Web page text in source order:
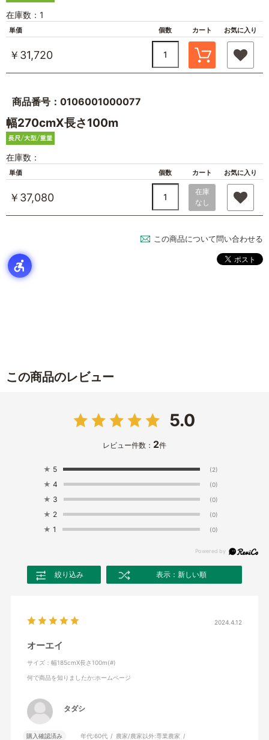
在庫数：1
単価 個数 カート お気に入り
￥31,720
商品番号：0106001000077
幅270cmX長さ100m
在庫数：
単価 個数 カート お気に入り
￥37,080
在庫
なし
この商品について問い合わせる
この商品のレビュー
5.0
レビュー件数： 2件
★ 5 (2)
★ 4 (0)
★ 3 (0)
★ 2 (0)
★ 1 (0)
絞り込み 表示：新しい順
2024.4.12
オーエイ
サイズ：幅185cmX長さ100m(#)
何で商品を知りましたか:ホームページ
タダシ
購入確認済み 年代:60代 農家/農家以外:専業農家